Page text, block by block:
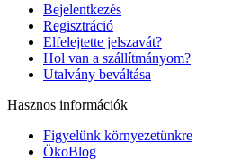
Bejelentkezés
Regisztráció
Elfelejtette jelszavát?
Hol van a szállítmányom?
Utalvány beváltása
Hasznos információk
Figyelünk környezetünkre
ÖkoBlog